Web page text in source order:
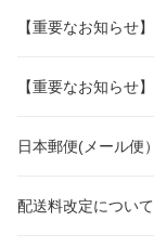
【重要なお知らせ
【重要なお知らせ
日本郵便(メール便
配送料改定について